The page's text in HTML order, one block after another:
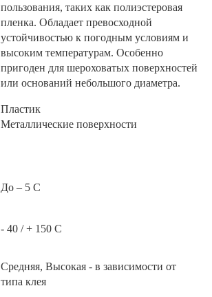
пользования, таких как полиэстеровая
пленка. Обладает превосходной
устойчивостью к погодным условиям и
высоким температурам. Особенно
пригоден для шероховатых поверхностей
или оснований небольшого диаметра.
Пластик
Металлические поверхности
До – 5 С
- 40 / + 150 С
Средняя, Высокая - в зависимости от
типа клея